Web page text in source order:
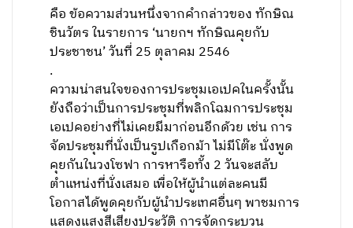
คือ ข้อความส่วนหนึ่งจากคำกล่าวของ ทักษิณ
ชินวัตร ในรายการ ‘นายกฯ ทักษิณคุยกับ
ประชาชน’ วันที่ 25 ตุลาคม 2546
.
ความน่าสนใจของการประชุมเอเปคในครั้งนั้น
ยังถือว่าเป็นการประชุมที่พลิกโฉมการประชุม
เอเปคอย่างที่ไม่เคยมีมาก่อนอีกด้วย เช่น การ
จัดประชุมที่นั่งเป็นรูปเกือกม้า ไม่มีโต๊ะ นั่งพูด
คุยกันในวงโซฟา การหารือทั้ง 2 วันจะสลับ
ตำแหน่งที่นั่งเสมอ เพื่อให้ผู้นำแต่ละคนมี
โอกาสได้พูดคุยกับผู้นำประเทศอื่นๆ พาชมการ
แสดงแสงสีเสียงประวัติ การจัดกระบวน